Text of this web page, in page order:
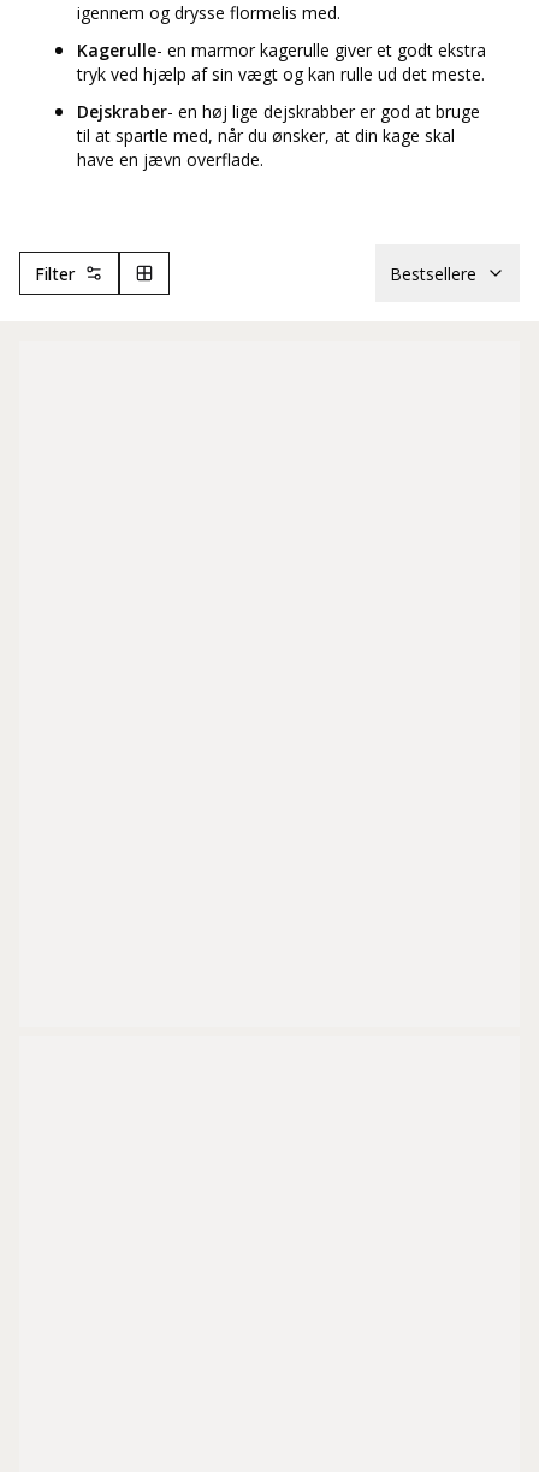
igennem og drysse flormelis med.
Kagerulle- en marmor kagerulle giver et godt ekstra
tryk ved hjælp af sin vægt og kan rulle ud det meste.
Dejskraber- en høj lige dejskrabber er god at bruge
til at spartle med, når du ønsker, at din kage skal
have en jævn overflade.
Filter Bestsellere